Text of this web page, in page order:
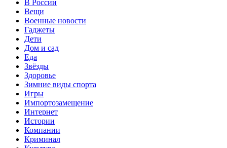
В России
Вещи
Военные новости
Гаджеты
Дети
Дом и сад
Еда
Звёзды
Здоровье
Зимние виды спорта
Игры
Импортозамещение
Интернет
Истории
Компании
Криминал